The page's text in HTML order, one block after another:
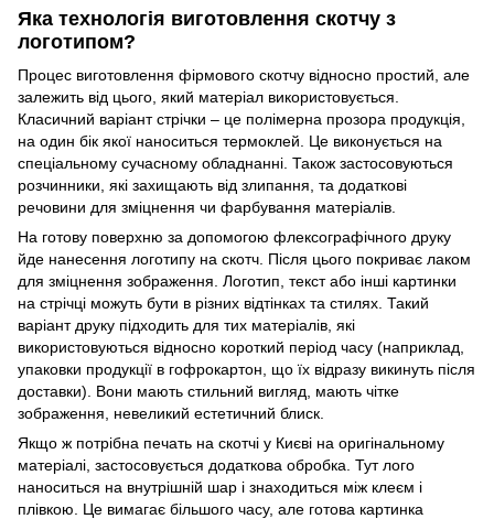
Яка технологія виготовлення скотчу з
логотипом?
Процес виготовлення фірмового скотчу відносно простий, але
залежить від цього, який матеріал використовується.
Класичний варіант стрічки – це полімерна прозора продукція,
на один бік якої наноситься термоклей. Це виконується на
спеціальному сучасному обладнанні. Також застосовуються
розчинники, які захищають від злипання, та додаткові
речовини для зміцнення чи фарбування матеріалів.
На готову поверхню за допомогою флексографічного друку
йде нанесення логотипу на скотч. Після цього покриває лаком
для зміцнення зображення. Логотип, текст або інші картинки
на стрічці можуть бути в різних відтінках та стилях. Такий
варіант друку підходить для тих матеріалів, які
використовуються відносно короткий період часу (наприклад,
упаковки продукції в гофрокартон, що їх відразу викинуть після
доставки). Вони мають стильний вигляд, мають чітке
зображення, невеликий естетичний блиск.
Якщо ж потрібна печать на скотчі у Києві на оригінальному
матеріалі, застосовується додаткова обробка. Тут лого
наноситься на внутрішній шар і знаходиться між клеєм і
плівкою. Це вимагає більшого часу, але готова картинка